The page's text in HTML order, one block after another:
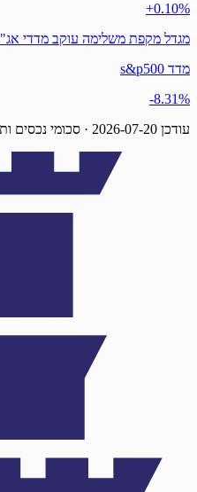
‎+0.10%
מגדל מקפת משלימה עוקב מדדי
מדד s&p500
‎-8.31%
עודכן 2026-07-20 · סכומי נכסים